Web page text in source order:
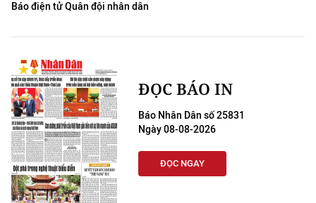
Báo điện tử Quân đội nhân dân
ĐỌC BÁO IN
Báo Nhân Dân số 25831
Ngày 08-08-2026
ĐỌC NGAY